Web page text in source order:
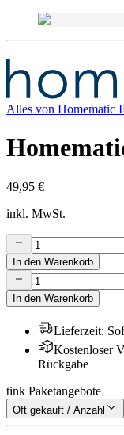
Alles von Homematic
49,95 €
inkl. MwSt.
In den Warenkorb
In den Warenkorb
Lieferzeit:
Kostenloser
Rückgabe
tink Paketangebote
Oft gekauft / Anzahl